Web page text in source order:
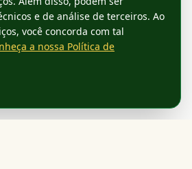
e de análise de terceiros. Ao
você concorda com tal
a nossa Política de